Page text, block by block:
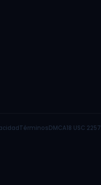
TérminosDMCA18 USC 2257